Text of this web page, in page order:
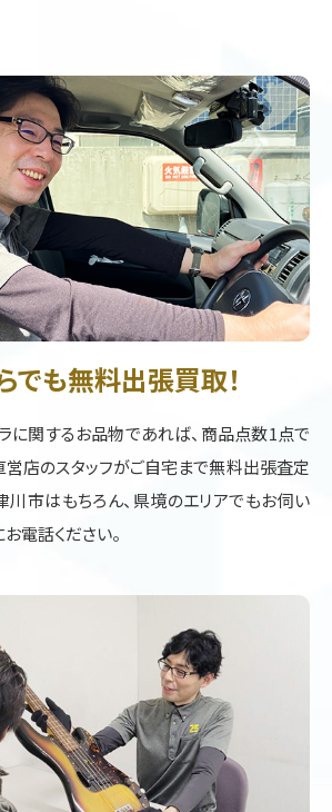
でも無料出張買取！
に関するお品物であれば、商品点数1点で
営店のスタッフがご自宅まで無料出張査定
川市はもちろん、県境のエリアでもお伺い
電話ください。